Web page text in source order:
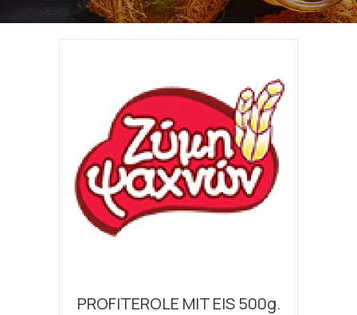
PROFITEROLE MIT EIS 500g.